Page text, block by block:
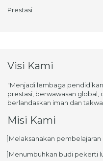
Prestasi
Visi Kami
"Menjadi lembaga
prestasi, berwawasan global,
berlandaskan iman dan
Misi Kami
Melaksanakan pembelajaran
Menumbuhkan budi pekerti